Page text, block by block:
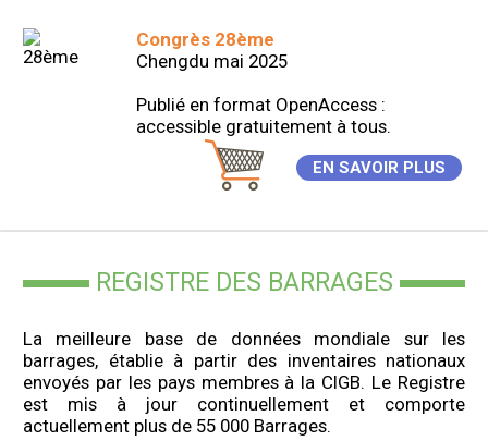
Congrès 28ème
Chengdu mai 2025
Publié en format OpenAccess :
accessible gratuitement à tous.
EN SAVOIR PLUS
REGISTRE DES BARRAGES
La meilleure base de données mondiale sur les
barrages, établie à partir des inventaires nationaux
envoyés par les pays membres à la CIGB. Le Registre
est mis à jour continuellement et comporte
actuellement plus de 55 000 Barrages.